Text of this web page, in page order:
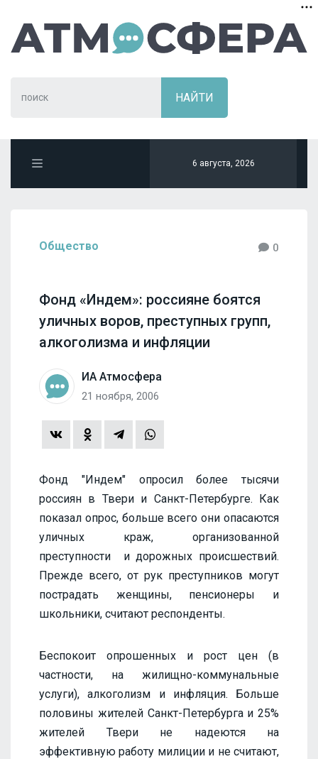
6 августа, 2026
Общество 0
Фонд «Индем»: россияне боятся
уличных воров, преступных групп,
алкоголизма и инфляции
ИА Атмосфера
21 ноября, 2006
Фонд "Индем" опросил более тысячи
россиян в Твери и Санкт-Петербурге. Как
показал опрос, больше всего они опасаются
уличных краж, организованной
преступности и дорожных происшествий.
Прежде всего, от рук преступников могут
пострадать женщины, пенсионеры и
школьники, считают респонденты.
Беспокоит опрошенных и рост цен (в
частности, на жилищно-коммунальные
услуги), алкоголизм и инфляция. Больше
половины жителей Санкт-Петербурга и 25%
жителей Твери не надеются на
эффективную работу милиции и не считают,